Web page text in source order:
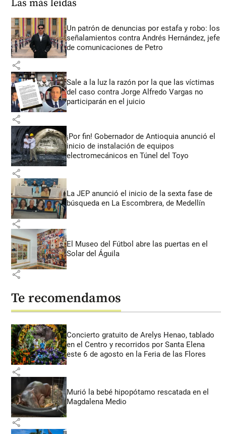
Las más leídas
Un patrón de denuncias por estafa y robo: los
señalamientos contra Andrés Hernández, jefe
de comunicaciones de Petro
share
Sale a la luz la razón por la que las víctimas
del caso contra Jorge Alfredo Vargas no
participarán en el juicio
share
¡Por fin! Gobernador de Antioquia anunció el
inicio de instalación de equipos
electromecánicos en Túnel del Toyo
share
La JEP anunció el inicio de la sexta fase de
búsqueda en La Escombrera, de Medellín
share
El Museo del Fútbol abre las puertas en el
Solar del Águila
share
Te recomendamos
Concierto gratuito de Arelys Henao, tablado
en el Centro y recorridos por Santa Elena
este 6 de agosto en la Feria de las Flores
share
Murió la bebé hipopótamo rescatada en el
Magdalena Medio
share